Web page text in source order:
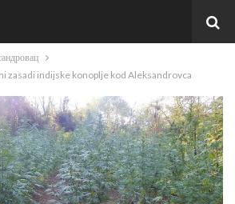
zasadi indijske konoplje kod Aleksandrovca